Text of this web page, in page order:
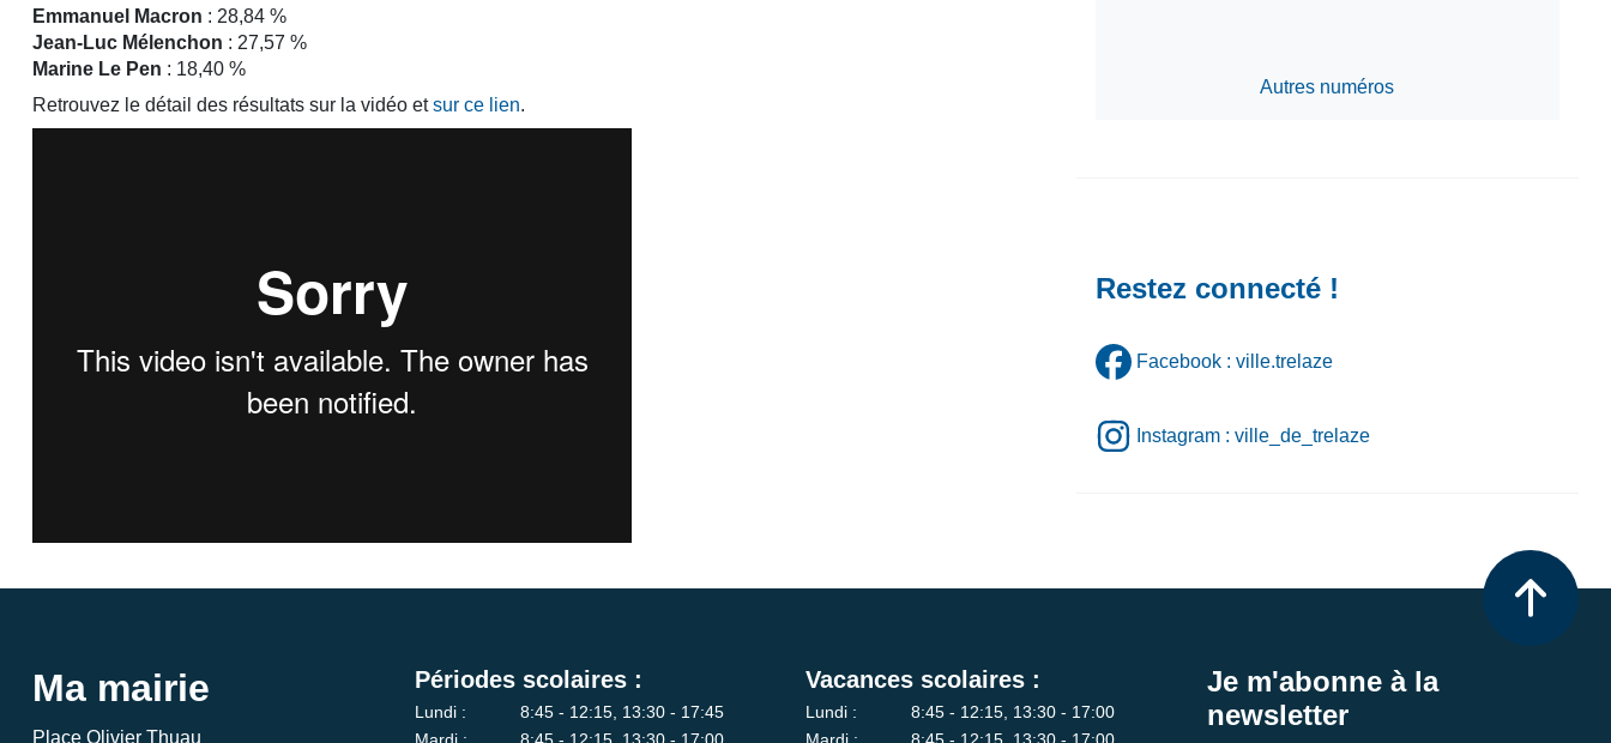
Emmanuel Macron : 28,84 %
Jean-Luc Mélenchon : 27,57 %
Marine Le Pen : 18,40 %
Retrouvez le détail des résultats sur la vidéo etsur ce lien.
Autres numéros
Restez connecté !
Facebook : ville.trelaze
Instagram : ville_de_trelaze
Ma mairie
Place Olivier Thuau
Périodes scolaires :
Lundi :
8:45 - 12:15, 13:30 - 17:45
Vacances scolaires :
Lundi :
8:45 - 12:15, 13:30 - 17:00
Je m'abonne à la
newsletter